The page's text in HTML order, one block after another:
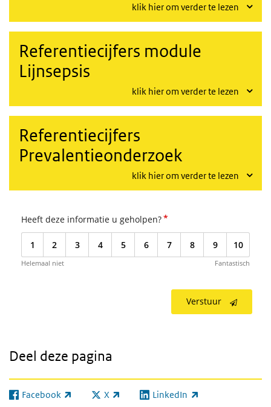
klik hier om verder te lezen
Referentiecijfers module
Lijnsepsis
klik hier om verder te lezen
Referentiecijfers
Prevalentieonderzoek
klik hier om verder te lezen
Heeft deze informatie u geholpen?*
1 2 3 4 5 6 7 8 9 10
Helemaal niet Fantastisch
Verstuur
Deel deze pagina
Facebook
(externe link) X
(externe link) LinkedIn
(externe link)